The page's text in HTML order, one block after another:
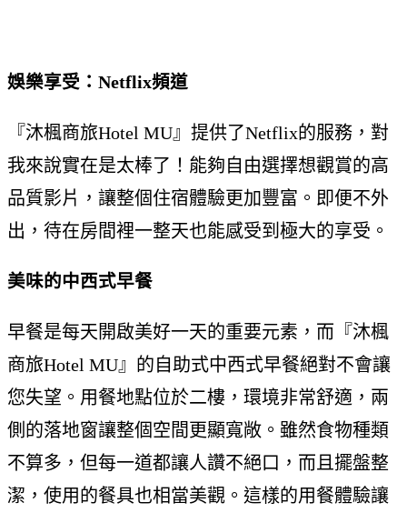
娛樂享受：Netflix頻道
『沐楓商旅Hotel MU』提供了Netflix的服務，對
我來說實在是太棒了！能夠自由選擇想觀賞的高
品質影片，讓整個住宿體驗更加豐富。即便不外
出，待在房間裡一整天也能感受到極大的享受。
美味的中西式早餐
早餐是每天開啟美好一天的重要元素，而『沐楓
商旅Hotel MU』的自助式中西式早餐絕對不會讓
您失望。用餐地點位於二樓，環境非常舒適，兩
側的落地窗讓整個空間更顯寬敞。雖然食物種類
不算多，但每一道都讓人讚不絕口，而且擺盤整
潔，使用的餐具也相當美觀。這樣的用餐體驗讓